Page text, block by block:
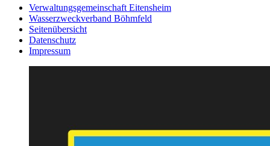
Verwaltungsgemeinschaft Eitensheim
Wasserzweckverband Böhmfeld
Seitenübersicht
Datenschutz
Impressum